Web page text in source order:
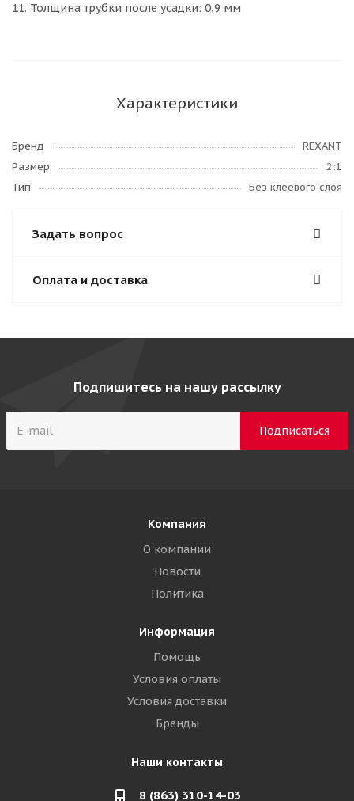
11. Толщина трубки после усадки: 0,9 мм
Характеристики
Бренд
REXANT
Размер
2:1
Тип
Без клеевого слоя
Задать вопрос
Оплата и доставка
Подпишитесь на нашу рассылку
Компания
О компании
Новости
Политика
Информация
Помощь
Условия оплаты
Условия доставки
Бренды
Наши контакты
8 (863) 310-14-03